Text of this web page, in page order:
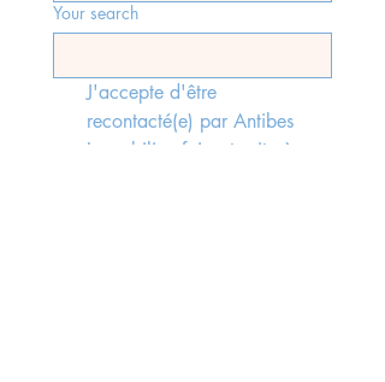
Your search
J'accepte d'être
recontacté(e) par Antibes
Immobilier, faisant suite à